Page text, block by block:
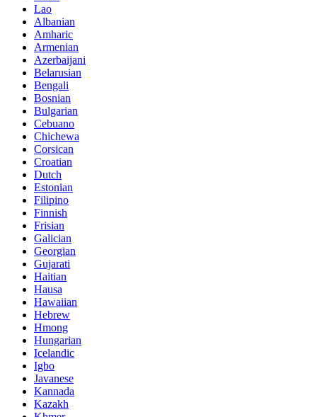
Lao
Albanian
Amharic
Armenian
Azerbaijani
Belarusian
Bengali
Bosnian
Bulgarian
Cebuano
Chichewa
Corsican
Croatian
Dutch
Estonian
Filipino
Finnish
Frisian
Galician
Georgian
Gujarati
Haitian
Hausa
Hawaiian
Hebrew
Hmong
Hungarian
Icelandic
Igbo
Javanese
Kannada
Kazakh